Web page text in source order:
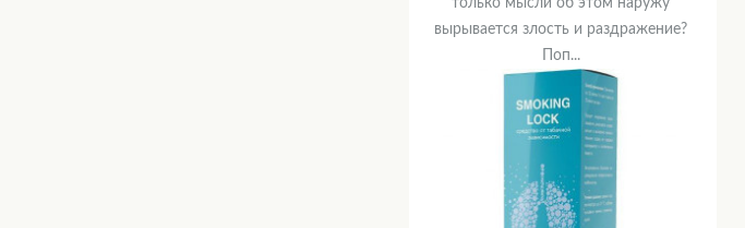
только мысли об этом наружу
вырывается злость и раздражение?
Поп...